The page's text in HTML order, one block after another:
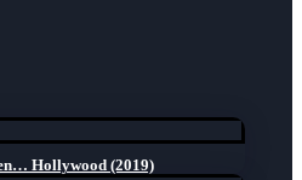
Hollywood (2019)